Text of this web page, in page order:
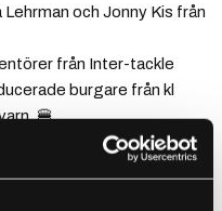
och Jonny Kis från
från Inter-tackle
burgare från kl
🍔